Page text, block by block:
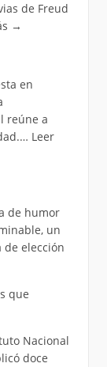
de Freud
→
en
reúne a
Leer
de humor
un
elección
que
Nacional
doce